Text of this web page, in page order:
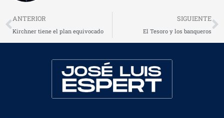
Prev
ANTERIOR
Kirchner tiene el plan equivocado
SIGUIENTE
El Tesoro y los banqueros